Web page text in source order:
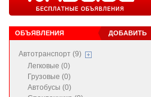
ДОБАВИТЬ
ОБЪЯВЛЕНИЯ
Автотранспорт (9)
Легковые (0)
Грузовые (0)
Автобусы (0)